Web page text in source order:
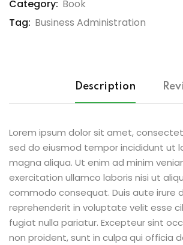
Category: Book
Tag: Business Administration
Description
Lorem ipsum dolor sit amet,
sed do eiusmod tempor incididunt ut
magna aliqua. Ut enim ad minim
exercitation ullamco laboris nisi ut
commodo consequat. Duis aute irure
reprehenderit in voluptate velit esse
fugiat nulla pariatur. Excepteur sint
non proident, sunt in culpa qui officia